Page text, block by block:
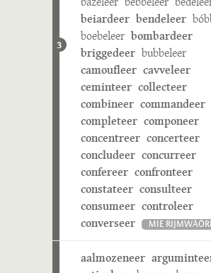
3
beiardeer bendeleer
boebeleer bombardeer
briggedeer bubbeleer
camoufleer cavveleer
ceminteer collecteer
combineer commandeer
completeer componeer
concentreer concerteer
concludeer concurreer
confereer confronteer
constateer consulteer
consumeer controleer
converseer
MIE
aalmozeneer